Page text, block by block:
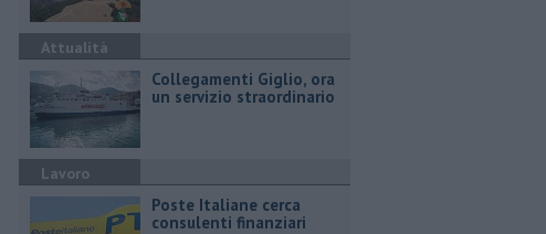
Attualità
Collegamenti Giglio, ora
un servizio straordinario
Lavoro
Poste Italiane cerca
consulenti finanziari